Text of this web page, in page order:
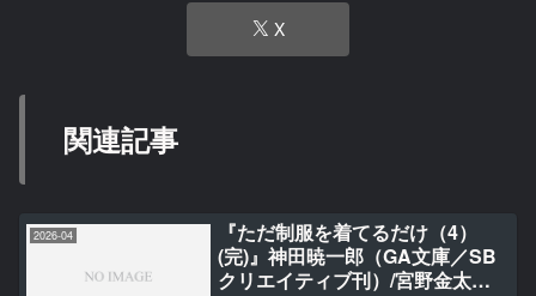
X
関連記事
2026-04
『ただ制服を着てるだけ（4）
(完)』神田暁一郎（GA文庫／SB
クリエイティブ刊）/宮野金太